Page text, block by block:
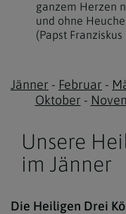
ganzem Herzen
und ohne
(Papst
Jänner - Februar -
Oktober -
Unsere
im Jänner
Die Heiligen Drei